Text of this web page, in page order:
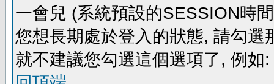
一會兒 (系統預設的SESSION時
您想長期處於登入的狀態, 請勾
就不建議您勾選這個選項了, 例